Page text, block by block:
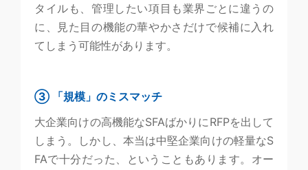
タイルも、管理したい項目も業界ごとに違うの
に、見た目の機能の華やかさだけで候補に入れ
てしまう可能性があります。
③ 「規模」のミスマッチ
大企業向けの高機能なSFAばかりにRFPを出して
しまう。しかし、本当は中堅企業向けの軽量なS
FAで十分だった、ということもあります。オー